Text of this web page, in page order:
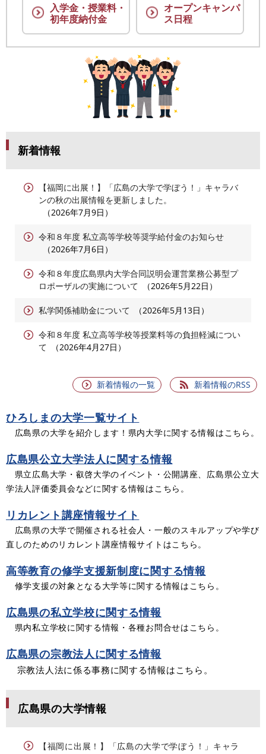
入学金・授業料・
初年度納付金
オープンキャンパ
ス日程
新着情報
【福岡に出展！】「広島の大学で学ぼう！」キャラバ
ンの秋の出展情報を更新しました。
2026年7月9日
令和８年度 私立高等学校等奨学給付金のお知らせ
2026年7月6日
令和８年度広島県内大学合同説明会運営業務公募型プ
ロポーザルの実施について
2026年5月22日
私学関係補助金について 2026年5月13日
令和８年度 私立高等学校等授業料等の負担軽減につい
て
2026年4月27日
新着情報の一覧 新着情報のRSS
ひろしまの大学一覧サイト
広島県の大学を紹介します！県内大学に関する情報はこちら。
広島県公立大学法人に関する情報
県立広島大学・叡啓大学のイベント・公開講座、広島県公立大
学法人評価委員会などに関する情報はこちら。
リカレント講座情報サイト
広島県の大学で開催される社会人・一般のスキルアップや学び
直しのためのリカレント講座情報サイトはこちら。
高等教育の修学支援新制度に関する情報
修学支援の対象となる大学等に関する情報はこちら。
広島県の私立学校に関する情報
県内私立学校に関する情報・各種お問合せはこちら。
広島県の宗教法人に関する情報
宗教法人法に係る事務に関する情報はこちら。
広島県の大学情報
【福岡に出展！】「広島の大学で学ぼう！」キャラ